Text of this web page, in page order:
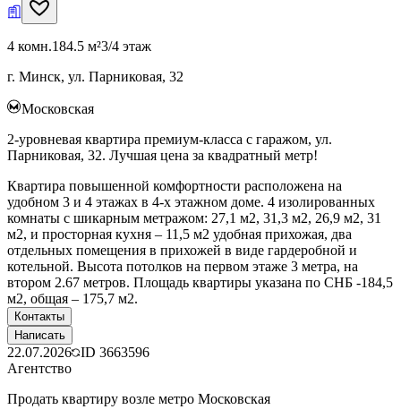
4 комн.184.5 м²3/4 этаж
г. Минск, ул. Парниковая, 32
Московская
2-уровневая квартира премиум-класса с гаражом, ул.
Парниковая, 32. Лучшая цена за квадратный метр!
Квартира повышенной комфортности расположена на
удобном 3 и 4 этажах в 4-х этажном доме. 4 изолированных
комнаты с шикарным метражом: 27,1 м2, 31,3 м2, 26,9 м2, 31
м2, и просторная кухня – 11,5 м2 удобная прихожая, два
отдельных помещения в прихожей в виде гардеробной и
котельной. Высота потолков на первом этаже 3 метра, на
втором 2.67 метров. Площадь квартиры указана по СНБ -184,5
м2, общая – 175,7 м2.
Контакты
Написать
22.07.2026 ID 3663596
Агентство
Продать квартиру возле метро Московская